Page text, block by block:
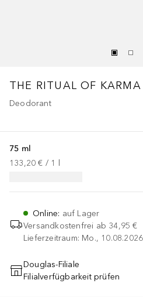
THE RITUAL OF KARMA
Deodorant
75 ml
133,20 € / 1
Online: auf Lager
Versandkostenfrei ab 34,95 €
Lieferzeitraum: Mo.,
IN DEN
Douglas-Filiale
Filialverfügbarkeit prüfen